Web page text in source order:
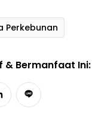
Perkebunan
& Bermanfaat Ini: